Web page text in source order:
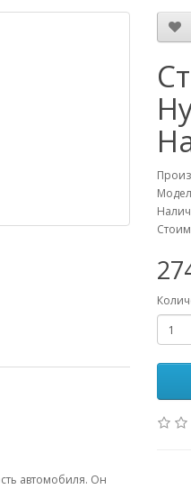
автомобиля. Он